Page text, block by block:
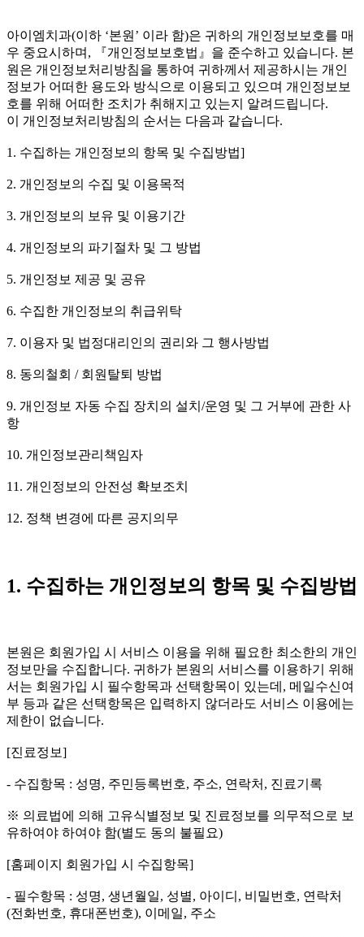
아이엠치과(이하 ‘본원’ 이라 함)은 귀하의 개인정보보호를 매
우 중요시하며, 『개인정보보호법』을 준수하고 있습니다. 본
원은 개인정보처리방침을 통하여 귀하께서 제공하시는 개인
정보가 어떠한 용도와 방식으로 이용되고 있으며 개인정보보
호를 위해 어떠한 조치가 취해지고 있는지 알려드립니다.
이 개인정보처리방침의 순서는 다음과 같습니다.
1. 수집하는 개인정보의 항목 및 수집방법]
2. 개인정보의 수집 및 이용목적
3. 개인정보의 보유 및 이용기간
4. 개인정보의 파기절차 및 그 방법
5. 개인정보 제공 및 공유
6. 수집한 개인정보의 취급위탁
7. 이용자 및 법정대리인의 권리와 그 행사방법
8. 동의철회 / 회원탈퇴 방법
9. 개인정보 자동 수집 장치의 설치/운영 및 그 거부에 관한 사
항
10. 개인정보관리책임자
11. 개인정보의 안전성 확보조치
12. 정책 변경에 따른 공지의무
1. 수집하는 개인정보의 항목 및 수집방법
본원은 회원가입 시 서비스 이용을 위해 필요한 최소한의 개인
정보만을 수집합니다. 귀하가 본원의 서비스를 이용하기 위해
서는 회원가입 시 필수항목과 선택항목이 있는데, 메일수신여
부 등과 같은 선택항목은 입력하지 않더라도 서비스 이용에는
제한이 없습니다.
[진료정보]
- 수집항목 : 성명, 주민등록번호, 주소, 연락처, 진료기록
※ 의료법에 의해 고유식별정보 및 진료정보를 의무적으로 보
유하여야 하여야 함(별도 동의 불필요)
[홈페이지 회원가입 시 수집항목]
- 필수항목 : 성명, 생년월일, 성별, 아이디, 비밀번호, 연락처
(전화번호, 휴대폰번호), 이메일, 주소